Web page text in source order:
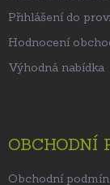
Přihlášení do
Hodnocení
Výhodná nabídka
OBCHODNÍ
Obchodní